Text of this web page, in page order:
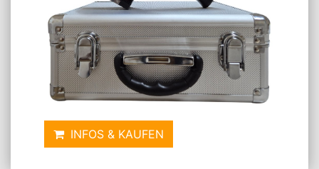
Derzeit kaufen wir Ihre leeren Brother
Tonerkartuschen TN-3610 zu einem Preis von 1,00 €
Im Ankauf werden nur originale und nicht beschädigte
Artikel vergütet. Die Ankaufspreise für leere
immer nach der jeweiligen Marktsituation und werden
von uns monatlich angepasst.
INFOS & KAUFEN